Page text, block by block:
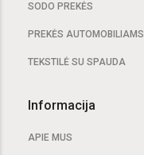
SODO PREKĖS
PREKĖS AUTOMOBILIAMS
TEKSTILĖ SU SPAUDA
Informacija
APIE MUS